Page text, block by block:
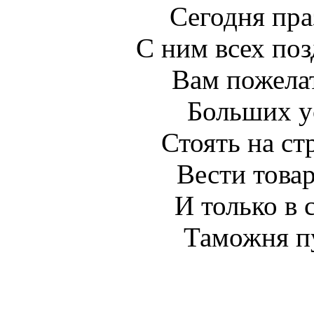
Сегодня
С ним всех
Вам
Больших
Стоять на
Вести
И только в
Таможня